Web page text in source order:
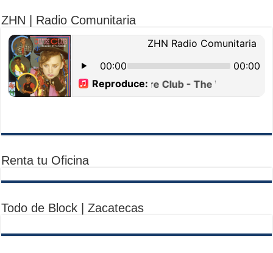
ZHN | Radio Comunitaria
Renta tu Oficina
Todo de Block | Zacatecas